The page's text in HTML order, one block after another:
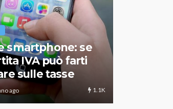
smartphone: se
IVA può farti
sulle tasse
ago 1.1K